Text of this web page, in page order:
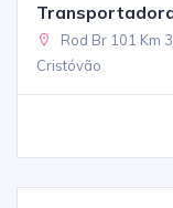
Rod Br 101 Km
Cristóvão